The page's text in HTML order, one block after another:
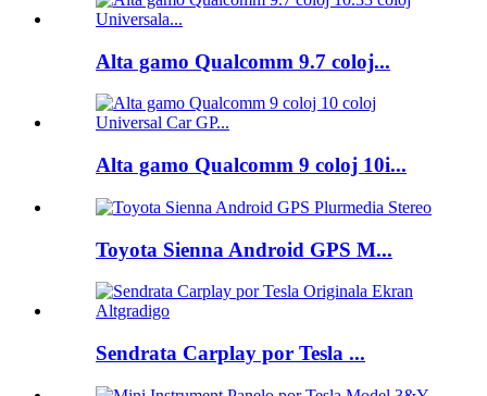
Alta gamo Qualcomm 9.7 coloj...
Alta gamo Qualcomm 9 coloj 10i...
Toyota Sienna Android GPS M...
Sendrata Carplay por Tesla ...